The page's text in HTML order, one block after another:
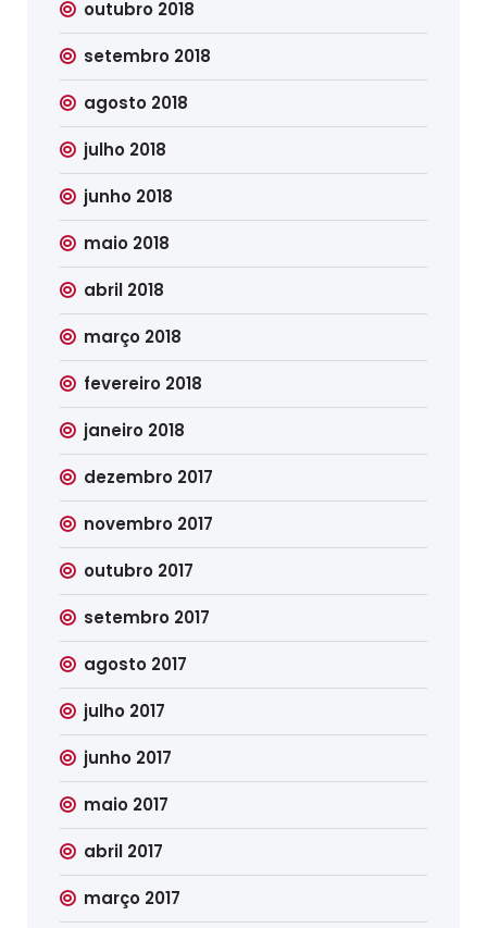
outubro 2018
setembro 2018
agosto 2018
julho 2018
junho 2018
maio 2018
abril 2018
março 2018
fevereiro 2018
janeiro 2018
dezembro 2017
novembro 2017
outubro 2017
setembro 2017
agosto 2017
julho 2017
junho 2017
maio 2017
abril 2017
março 2017